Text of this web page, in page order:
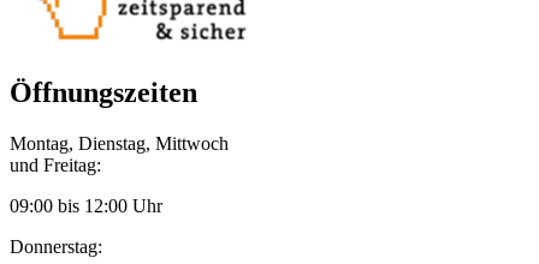
Öffnungszeiten
Montag, Dienstag, Mittwoch
und Freitag:
09:00 bis 12:00 Uhr
Donnerstag: